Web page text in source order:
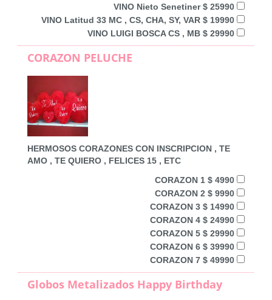
VINO Nieto Senetiner $ 25990
VINO Latitud 33 MC , CS, CHA, SY, VAR $ 19990
VINO LUIGI BOSCA CS , MB $ 29990
CORAZON PELUCHE
HERMOSOS CORAZONES CON INSCRIPCION , TE
AMO , TE QUIERO , FELICES 15 , ETC
CORAZON 1 $ 4990
CORAZON 2 $ 9990
CORAZON 3 $ 14990
CORAZON 4 $ 24990
CORAZON 5 $ 29990
CORAZON 6 $ 39990
CORAZON 7 $ 49990
Globos Metalizados Happy Birthday